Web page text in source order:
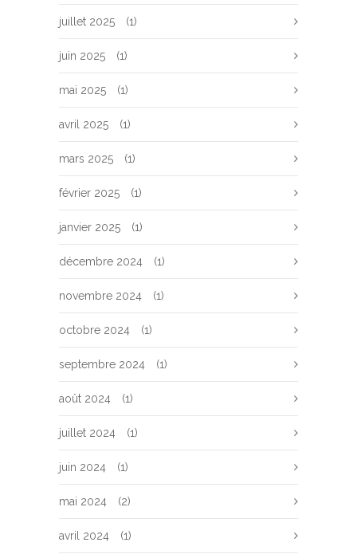
juillet 2025 (1)
juin 2025 (1)
mai 2025 (1)
avril 2025 (1)
mars 2025 (1)
février 2025 (1)
janvier 2025 (1)
décembre 2024 (1)
novembre 2024 (1)
octobre 2024 (1)
septembre 2024 (1)
août 2024 (1)
juillet 2024 (1)
juin 2024 (1)
mai 2024 (2)
avril 2024 (1)